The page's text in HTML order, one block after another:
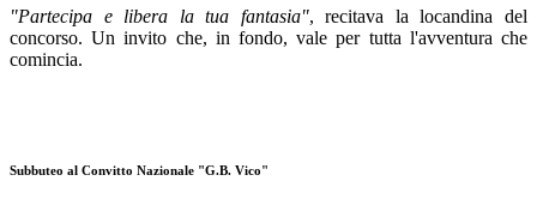
"Partecipa e libera la tua fantasia", recitava la locandina del
concorso. Un invito che, in fondo, vale per tutta l'avventura che
comincia.
Subbuteo al Convitto Nazionale "G.B. Vico"